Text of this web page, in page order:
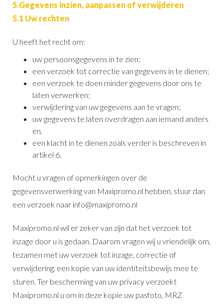
5.Gegevens inzien, aanpassen of verwijderen
5.1 Uw rechten
U heeft het recht om:
uw persoonsgegevens in te zien;
een verzoek tot correctie van gegevens in te dienen;
een verzoek te doen minder gegevens door ons te
laten verwerken;
verwijdering van uw gegevens aan te vragen;
uw gegevens te laten overdragen aan iemand anders
en,
een klacht in te dienen zoals verder is beschreven in
artikel 6.
Mocht u vragen of opmerkingen over de
gegevensverwerking van Maxipromo.nl hebben, stuur dan
een verzoek naar info@maxipromo.nl
Maxipromo.nl wil er zeker van zijn dat het verzoek tot
inzage door u is gedaan. Daarom vragen wij u vriendelijk om,
tezamen met uw verzoek tot inzage, correctie of
verwijdering, een kopie van uw identiteitsbewijs mee te
sturen. Ter bescherming van uw privacy verzoekt
Maxipromo.nl u om in deze kopie uw pasfoto, MRZ